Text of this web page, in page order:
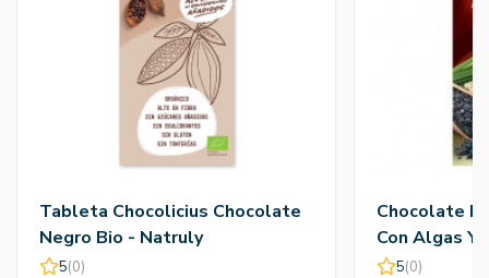
Tableta Chocolicius Chocolate
Negro Bio - Natruly
5(0)
Chocolate
Con Algas Y
Torras
5(0)